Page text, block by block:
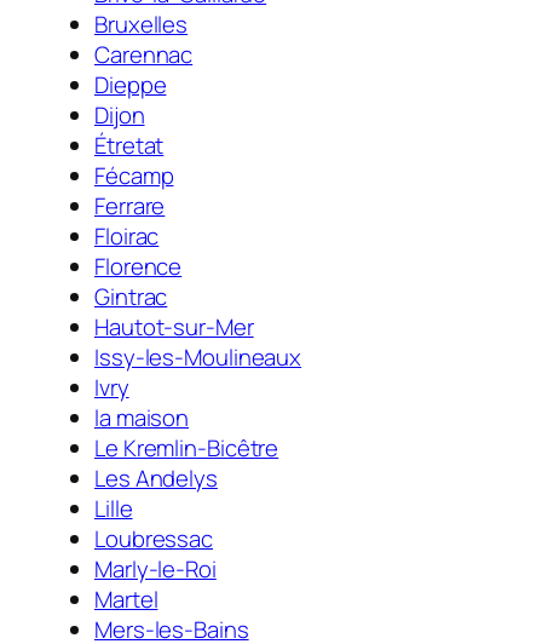
Bruxelles
Carennac
Dieppe
Dijon
Étretat
Fécamp
Ferrare
Floirac
Florence
Gintrac
Hautot-sur-Mer
Issy-les-Moulineaux
Ivry
la maison
Le Kremlin-Bicêtre
Les Andelys
Lille
Loubressac
Marly-le-Roi
Martel
Mers-les-Bains